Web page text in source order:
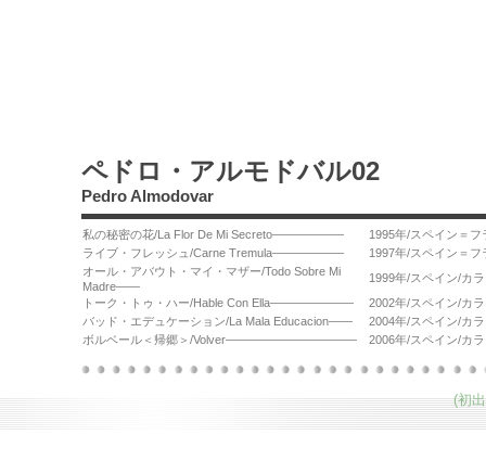
ペドロ・アルモドバル02
Pedro Almodovar
私の秘密の花/La Flor De Mi Secreto――――――
1995年/スペイン＝
ライブ・フレッシュ/Carne Tremula――――――
1997年/スペイン＝
オール・アバウト・マイ・マザー/Todo Sobre Mi
Madre――
1999年/スペイン/カ
トーク・トゥ・ハー/Hable Con Ella―――――――
2002年/スペイン/カ
バッド・エデュケーション/La Mala Educacion――
2004年/スペイン/カ
ボルベール＜帰郷＞/Volver―――――――――――
2006年/スペイン/カ
(初